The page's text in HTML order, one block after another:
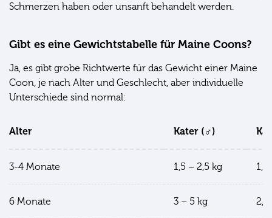
Schmerzen haben oder unsanft behandelt werden.
Gibt es eine Gewichtstabelle für Maine Coons?
Ja, es gibt grobe Richtwerte für das Gewicht einer Maine
Coon, je nach Alter und Geschlecht, aber individuelle
Unterschiede sind normal:
Alter Kater (♂)
3-4 Monate 1,5 – 2,5 kg 1,3
6 Monate 3 – 5 kg 2,5